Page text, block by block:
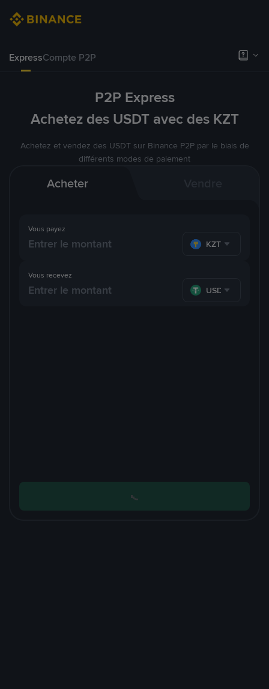
ExpressCompte P2P
P2P Express
Achetez des USDT avec des KZT
Achetez et vendez des USDT sur Binance P2P par le biais de
différents modes de paiement
Acheter
Vous payez
KZT
Vous recevez
USDT